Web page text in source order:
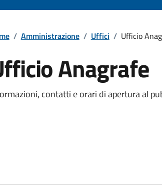
/ Amministrazione / Uffici / Ufficio
Anagrafe
contatti e orari di apertura al